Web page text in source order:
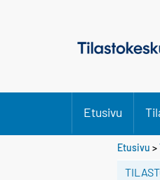
Etusivu
Etusivu >